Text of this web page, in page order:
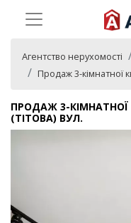
Агентство нерухомості
Продаж 3-кімнатної
ПРОДАЖ 3-
(ТІТОВА) ВУЛ.